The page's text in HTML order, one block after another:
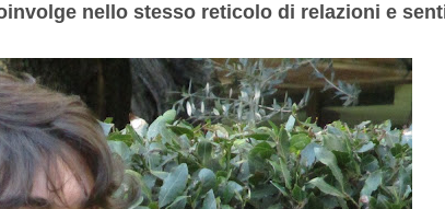
nello stesso reticolo di relazioni e